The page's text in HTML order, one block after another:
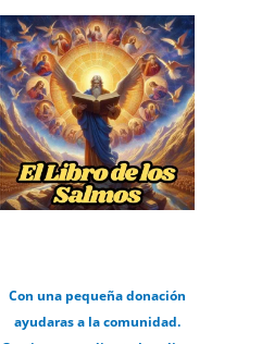
Con una pequeña donación
ayudaras a la comunidad.